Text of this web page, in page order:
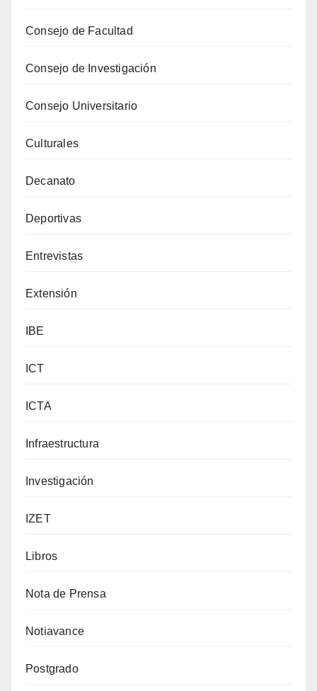
Consejo de Facultad
Consejo de Investigación
Consejo Universitario
Culturales
Decanato
Deportivas
Entrevistas
Extensión
IBE
ICT
ICTA
Infraestructura
Investigación
IZET
Libros
Nota de Prensa
Notiavance
Postgrado